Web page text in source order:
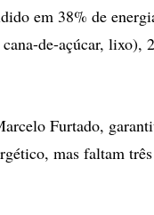
em 38% de
de-açúcar, lixo),
Furtado,
mas faltam